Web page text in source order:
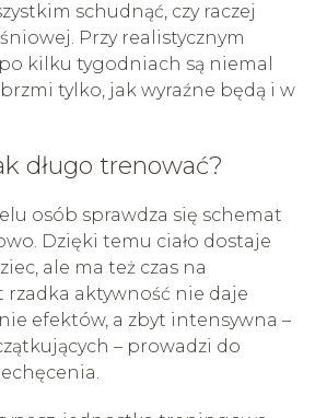
schudnąć, czy raczej
Przy realistycznym
kilku tygodniach są niemal
tylko, jak wyraźne będą i w
długo trenować?
osób sprawdza się schemat
Dzięki temu ciało dostaje
ale ma też czas na
rzadka aktywność nie daje
efektów, a zbyt intensywna –
– prowadzi do